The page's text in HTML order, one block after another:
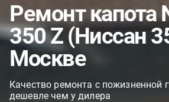
Ремонт капота
350 Z (Ниссан
Москве
Качество ремонта с пожизненной
дешевле чем у дилера